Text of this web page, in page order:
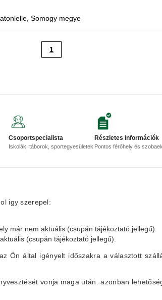
Somogy megye
1
Csoportspecialista
Iskolák, táborok, sportegyesületek
Részletes információk
Pontos férőhely és
igy szerepel:
már nem aktuális (csupán tájékoztató jellegű).
(csupán tájékoztató jellegű).
Ön által igényelt időszakra a választott
vonja maga után. azonban